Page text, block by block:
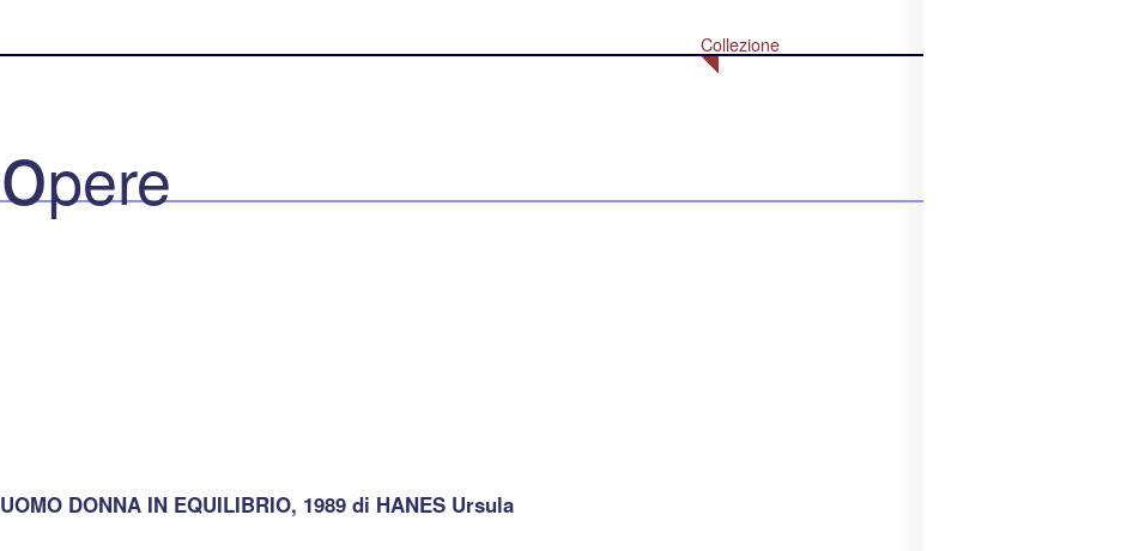
Collezione
opere
UOMO DONNA IN EQUILIBRIO, 1989 di HANES Ursula